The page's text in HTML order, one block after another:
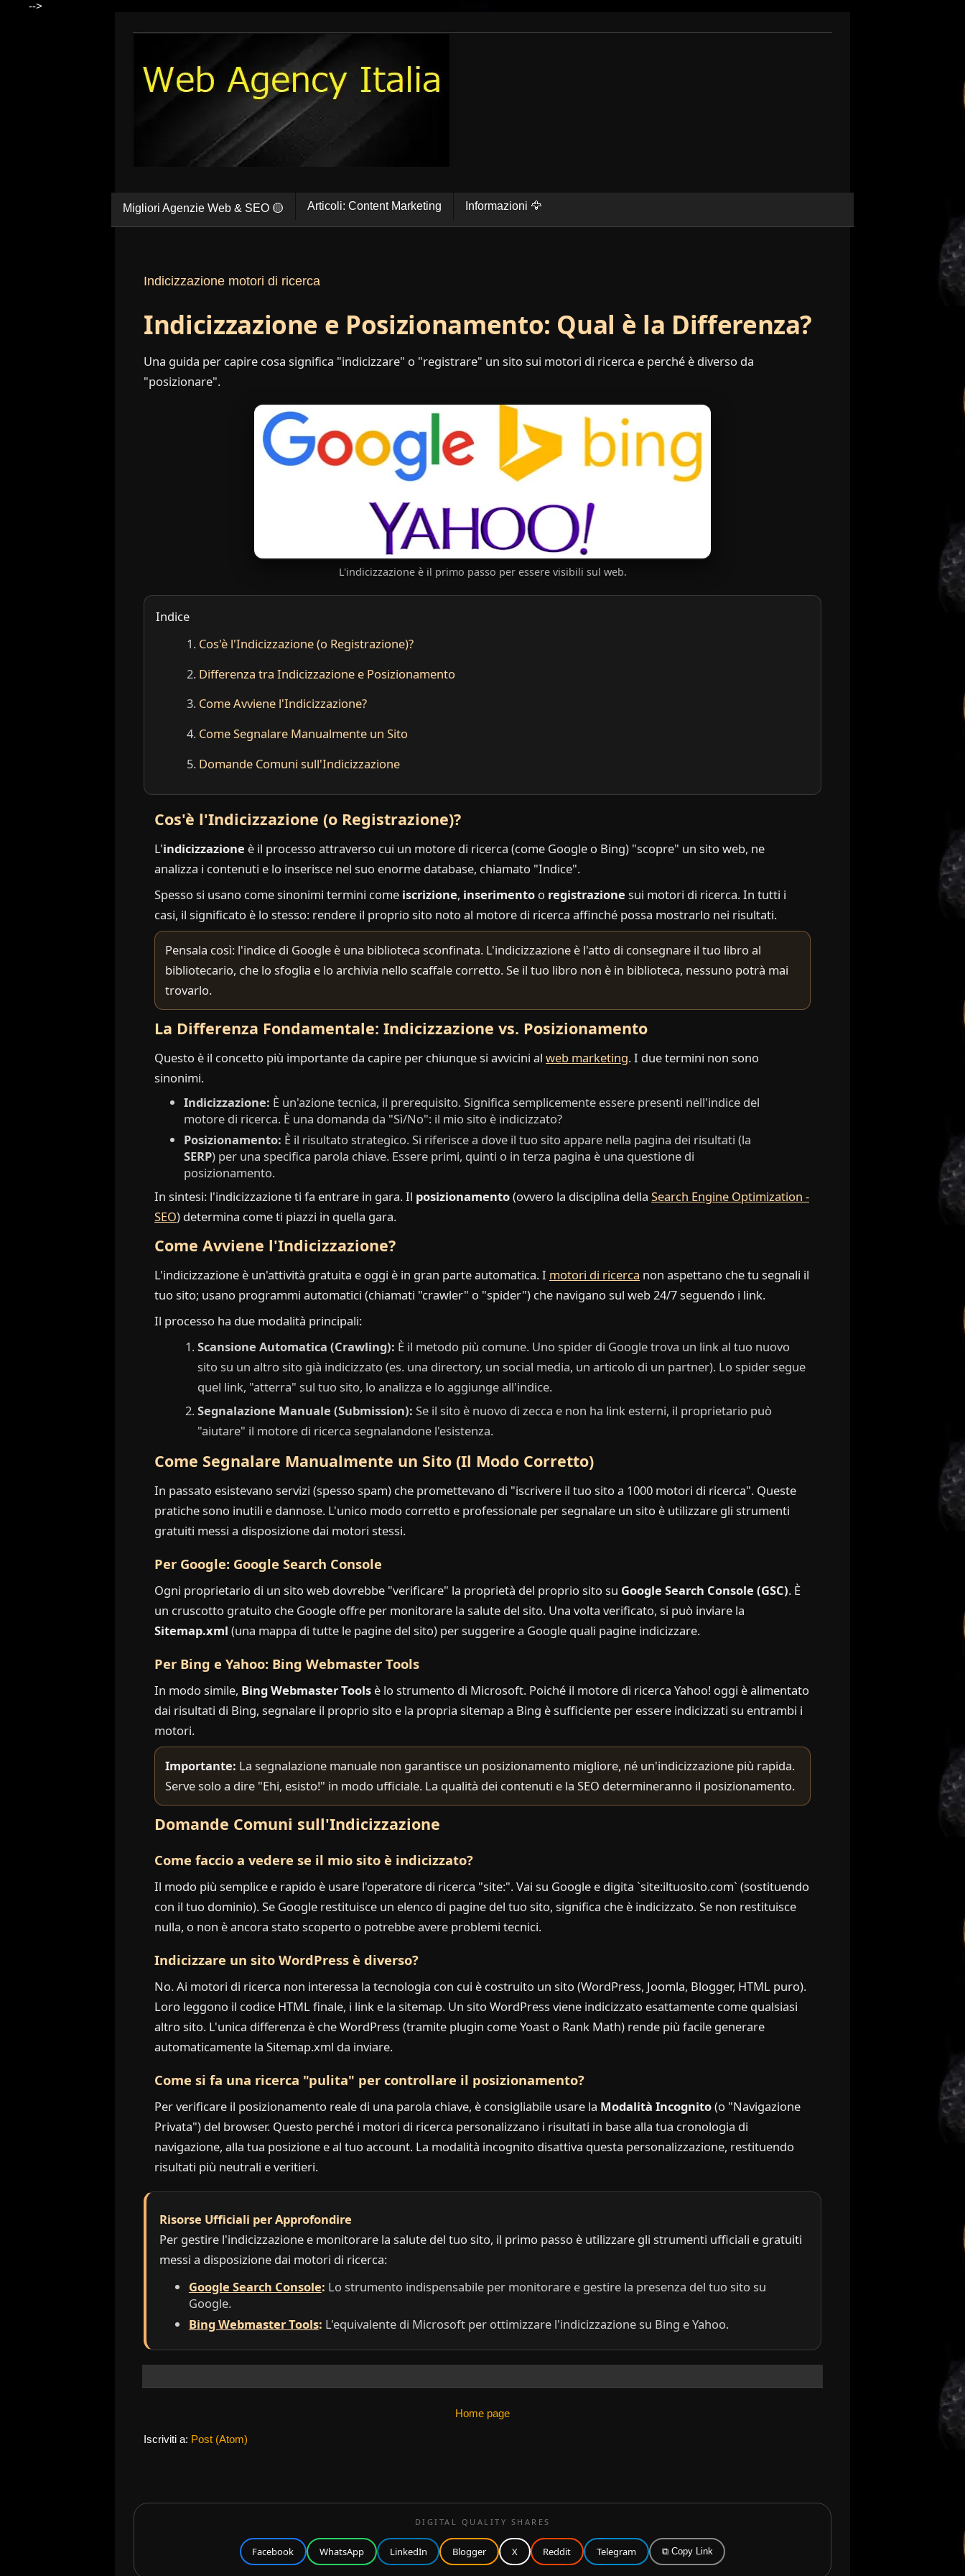
-->
Migliori Agenzie Web & SEO 🟡 Articoli: Content Marketing Informazioni 🦅
Indicizzazione motori di ricerca
Indicizzazione e Posizionamento: Qual è la Differenza?
Una guida per capire cosa significa "indicizzare" o "registrare" un sito sui motori di ricerca e perché è diverso da
"posizionare".
L'indicizzazione è il primo passo per essere visibili sul web.
Indice
Cos'è l'Indicizzazione (o Registrazione)?
Differenza tra Indicizzazione e Posizionamento
Come Avviene l'Indicizzazione?
Come Segnalare Manualmente un Sito
Domande Comuni sull'Indicizzazione
Cos'è l'Indicizzazione (o Registrazione)?
L'indicizzazione è il processo attraverso cui un motore di ricerca (come Google o Bing) "scopre" un sito web, ne
analizza i contenuti e lo inserisce nel suo enorme database, chiamato "Indice".
Spesso si usano come sinonimi termini come iscrizione, inserimento o registrazione sui motori di ricerca. In tutti i
casi, il significato è lo stesso: rendere il proprio sito noto al motore di ricerca affinché possa mostrarlo nei risultati.
Pensala così: l'indice di Google è una biblioteca sconfinata. L'indicizzazione è l'atto di consegnare il tuo libro al
bibliotecario, che lo sfoglia e lo archivia nello scaffale corretto. Se il tuo libro non è in biblioteca, nessuno potrà mai
trovarlo.
La Differenza Fondamentale: Indicizzazione vs. Posizionamento
Questo è il concetto più importante da capire per chiunque si avvicini al web marketing. I due termini non sono
sinonimi.
Indicizzazione: È un'azione tecnica, il prerequisito. Significa semplicemente essere presenti nell'indice del
motore di ricerca. È una domanda da "Sì/No": il mio sito è indicizzato?
Posizionamento: È il risultato strategico. Si riferisce a dove il tuo sito appare nella pagina dei risultati (la
SERP) per una specifica parola chiave. Essere primi, quinti o in terza pagina è una questione di
posizionamento.
In sintesi: l'indicizzazione ti fa entrare in gara. Il posizionamento(ovvero la disciplina della Search Engine Optimization -
SEO) determina come ti piazzi in quella gara.
Come Avviene l'Indicizzazione?
L'indicizzazione è un'attività gratuita e oggi è in gran parte automatica. I motori di ricerca non aspettano che tu segnali il
tuo sito; usano programmi automatici (chiamati "crawler" o "spider") che navigano sul web 24/7 seguendo i link.
Il processo ha due modalità principali:
Scansione Automatica (Crawling): È il metodo più comune. Uno spider di Google trova un link al tuo nuovo
sito su un altro sito già indicizzato (es. una directory, un social media, un articolo di un partner). Lo spider segue
quel link, "atterra" sul tuo sito, lo analizza e lo aggiunge all'indice.
Segnalazione Manuale (Submission): Se il sito è nuovo di zecca e non ha link esterni, il proprietario può
"aiutare" il motore di ricerca segnalandone l'esistenza.
Come Segnalare Manualmente un Sito (Il Modo Corretto)
In passato esistevano servizi (spesso spam) che promettevano di "iscrivere il tuo sito a 1000 motori di ricerca". Queste
pratiche sono inutili e dannose. L'unico modo corretto e professionale per segnalare un sito è utilizzare gli strumenti
gratuiti messi a disposizione dai motori stessi.
Per Google: Google Search Console
Ogni proprietario di un sito web dovrebbe "verificare" la proprietà del proprio sito su Google Search Console (GSC). È
un cruscotto gratuito che Google offre per monitorare la salute del sito. Una volta verificato, si può inviare la
Sitemap.xml (una mappa di tutte le pagine del sito) per suggerire a Google quali pagine indicizzare.
Per Bing e Yahoo: Bing Webmaster Tools
In modo simile, Bing Webmaster Tools è lo strumento di Microsoft. Poiché il motore di ricerca Yahoo! oggi è alimentato
dai risultati di Bing, segnalare il proprio sito e la propria sitemap a Bing è sufficiente per essere indicizzati su entrambi i
motori.
Importante: La segnalazione manuale non garantisce un posizionamento migliore, né un'indicizzazione più rapida.
Serve solo a dire "Ehi, esisto!" in modo ufficiale. La qualità dei contenuti e la SEO determineranno il posizionamento.
Domande Comuni sull'Indicizzazione
Come faccio a vedere se il mio sito è indicizzato?
Il modo più semplice e rapido è usare l'operatore di ricerca "site:". Vai su Google e digita `site:iltuosito.com` (sostituendo
con il tuo dominio). Se Google restituisce un elenco di pagine del tuo sito, significa che è indicizzato. Se non restituisce
nulla, o non è ancora stato scoperto o potrebbe avere problemi tecnici.
Indicizzare un sito WordPress è diverso?
No. Ai motori di ricerca non interessa la tecnologia con cui è costruito un sito (WordPress, Joomla, Blogger, HTML puro).
Loro leggono il codice HTML finale, i link e la sitemap. Un sito WordPress viene indicizzato esattamente come qualsiasi
altro sito. L'unica differenza è che WordPress (tramite plugin come Yoast o Rank Math) rende più facile generare
automaticamente la Sitemap.xml da inviare.
Come si fa una ricerca "pulita" per controllare il posizionamento?
Per verificare il posizionamento reale di una parola chiave, è consigliabile usare la Modalità Incognito(o "Navigazione
Privata") del browser. Questo perché i motori di ricerca personalizzano i risultati in base alla tua cronologia di
navigazione, alla tua posizione e al tuo account. La modalità incognito disattiva questa personalizzazione, restituendo
risultati più neutrali e veritieri.
Risorse Ufficiali per Approfondire
Per gestire l'indicizzazione e monitorare la salute del tuo sito, il primo passo è utilizzare gli strumenti ufficiali e gratuiti
messi a disposizione dai motori di ricerca:
Google Search Console: Lo strumento indispensabile per monitorare e gestire la presenza del tuo sito su
Google.
Bing Webmaster Tools: L'equivalente di Microsoft per ottimizzare l'indicizzazione su Bing e Yahoo.
Home page
Iscriviti a: Post (Atom)
DIGITAL QUALITY SHARES
Facebook WhatsApp LinkedIn Blogger X Reddit Telegram ⧉ Copy Link